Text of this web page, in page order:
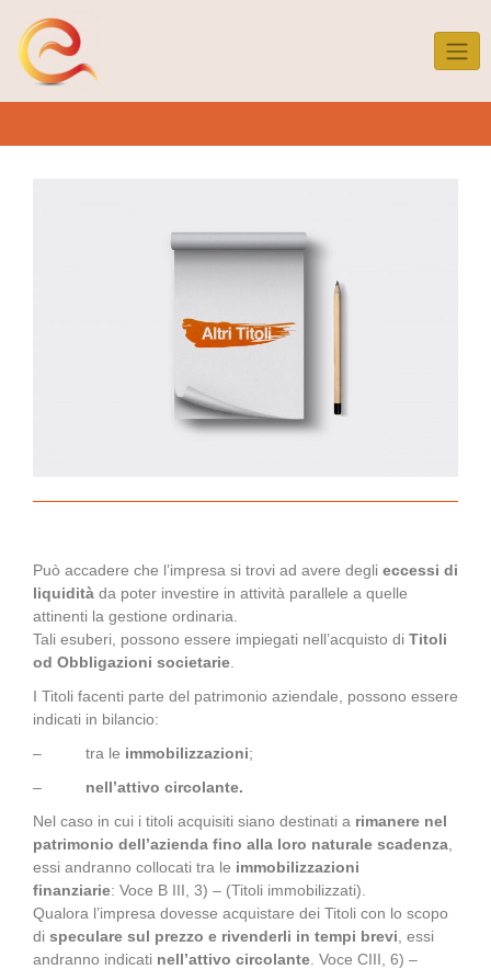
Può accadere che l’impresa si trovi ad avere degli eccessi di
liquidità da poter investire in attività parallele a quelle
attinenti la gestione ordinaria.
Tali esuberi, possono essere impiegati nell’acquisto di Titoli
od Obbligazioni societarie
I Titoli facenti parte del patrimonio aziendale, possono essere
indicati in bilancio:
– tra le immobilizzazioni;
– nell’attivo circolante.
Nel caso in cui i titoli acquisiti siano destinati a rimanere nel
patrimonio dell’azienda fino alla loro naturale scadenza
essi andranno collocati tra le immobilizzazioni
finanziarie: Voce B III, 3) – (Titoli immobilizzati).
Qualora l’impresa dovesse acquistare dei Titoli con lo scopo
di speculare sul prezzo e rivenderli in tempi brevi , essi
andranno indicati nell’attivo circolante . Voce CIII, 6) –